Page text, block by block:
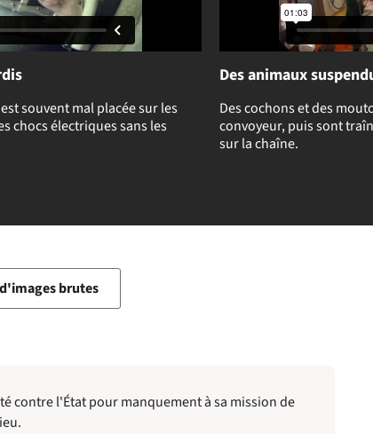
souvent mal placée sur les
chocs électriques sans les
Des animaux
Des cochons et des
convoyeur, puis sont
sur la chaîne.
brutes
contre l'État pour manquement à sa mission de